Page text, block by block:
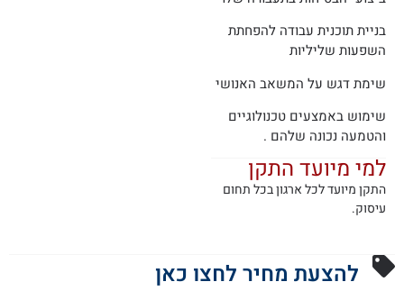
בניית תוכנית עבודה להפחתת
השפעות שליליות
שימת דגש על המשאב האנושי
שימוש באמצעים טכנולוגיים
והטמעה נכונה שלהם .
למי מיועד התקן
התקן מיועד לכל ארגון בכל תחום
עיסוק.
להצעת מחיר לחצו כאן